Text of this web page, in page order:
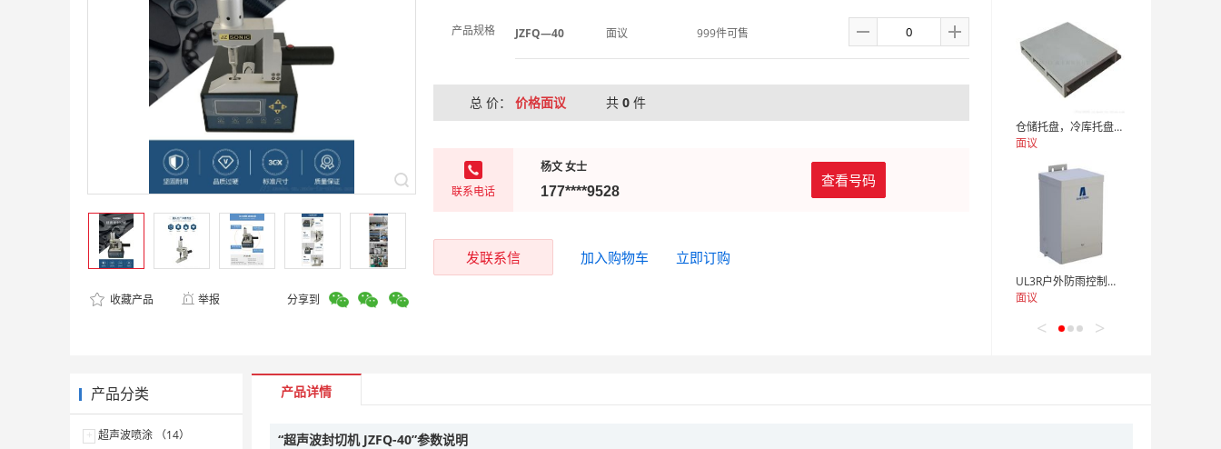
仓储托盘，冷库托盘，物流托盘，加重托盘，异型托盘
面议
UL3R户外防雨控制变压器箱体一体机ACME
面议
< >
收藏产品 举报 分享到
产品规格 JZFQ—40 面议 999件可售
总 价： 价格面议 共 0 件
联系电话
杨文 女士
177****9528
查看号码
发联系信 加入购物车 立即订购
产品分类
+ 超声波喷涂 （14）
产品详情
“超声波封切机 JZFQ-40”参数说明